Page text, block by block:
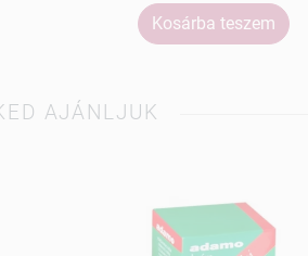
Kosárba teszem
AJÁNLJUK